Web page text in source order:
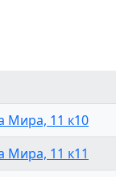
Мира, 11 к10
Мира, 11 к11